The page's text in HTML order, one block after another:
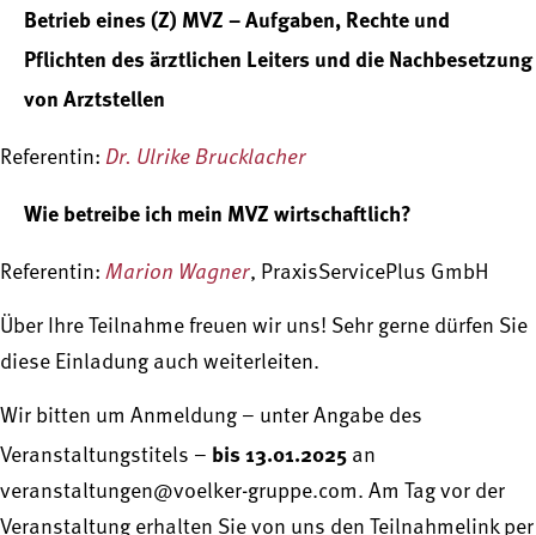
Betrieb eines (Z) MVZ – Aufgaben, Rechte und
Pflichten des ärztlichen Leiters und die Nachbesetzung
von Arztstellen
Referentin: Dr. Ulrike Brucklacher
Wie betreibe ich mein MVZ wirtschaftlich?
Referentin: Marion Wagner, PraxisServicePlus GmbH
Über Ihre Teilnahme freuen wir uns! Sehr gerne dürfen Sie
diese Einladung auch weiterleiten.
Wir bitten um Anmeldung – unter Angabe des
Veranstaltungstitels – bis 13.01.2025 an
veranstaltungen@voelker-gruppe.com. Am Tag vor der
Veranstaltung erhalten Sie von uns den Teilnahmelink per